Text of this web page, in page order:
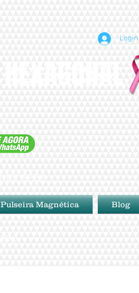
Login
Pulseira Magnética Blog